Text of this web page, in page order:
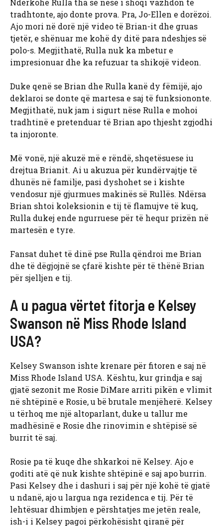
Ndërkohë Rulla tha se nëse i shoqi vazhdon të
tradhtonte, ajo donte prova. Pra, Jo-Ellen e dorëzoi.
Ajo mori në dorë një video të Brian-it dhe gruas
tjetër, e shënuar me kohë dy ditë para ndeshjes së
polo-s. Megjithatë, Rulla nuk ka mbetur e
impresionuar dhe ka refuzuar ta shikojë videon.
Duke qenë se Brian dhe Rulla kanë dy fëmijë, ajo
deklaroi se donte që martesa e saj të funksiononte.
Megjithatë, nuk jam i sigurt nëse Rulla e mohoi
tradhtinë e pretenduar të Brian apo thjesht zgjodhi
ta injoronte.
Më vonë, një akuzë më e rëndë, shqetësuese iu
drejtua Brianit. Ai u akuzua për kundërvajtje të
dhunës në familje, pasi dyshohet se i kishte
vendosur një gjurmues makinës së Rullës. Ndërsa
Brian shtoi koleksionin e tij të flamujve të kuq,
Rulla dukej ende ngurruese për të hequr prizën në
martesën e tyre.
Fansat duhet të dinë pse Rulla qëndroi me Brian
dhe të dëgjojnë se çfarë kishte për të thënë Brian
për sjelljen e tij.
A u pagua vërtet fitorja e Kelsey
Swanson në Miss Rhode Island
USA?
Kelsey Swanson ishte krenare për fitoren e saj në
Miss Rhode Island USA. Kështu, kur grindja e saj
gjatë sezonit me Rosie DiMare arriti pikën e vlimit
në shtëpinë e Rosie, u bë brutale menjëherë. Kelsey
u tërhoq me një altoparlant, duke u tallur me
madhësinë e Rosie dhe rinovimin e shtëpisë së
burrit të saj.
Rosie pa të kuqe dhe shkarkoi në Kelsey. Ajo e
goditi atë që nuk kishte shtëpinë e saj apo burrin.
Pasi Kelsey dhe i dashuri i saj për një kohë të gjatë
u ndanë, ajo u largua nga rezidenca e tij. Për të
lehtësuar dhimbjen e përshtatjes me jetën reale,
ish-i i Kelsey pagoi përkohësisht qiranë për